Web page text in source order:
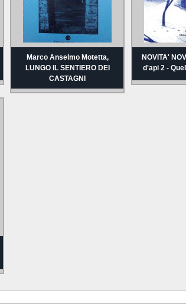
Marco Anselmo Motetta,
LUNGO IL SENTIERO DEI
CASTAGNI
NOVITA'
d'api 2 -